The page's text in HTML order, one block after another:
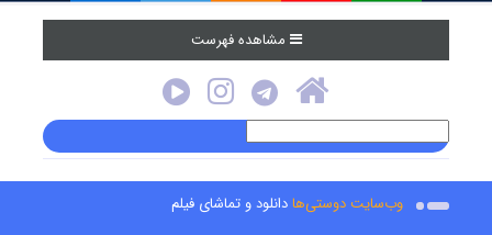
مشاهده فهرست
وب‌سایت دوستی‌هادانلود و تماشای فیلم